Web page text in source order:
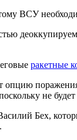
ВСУ
ракетные
не будет
Бех,
.